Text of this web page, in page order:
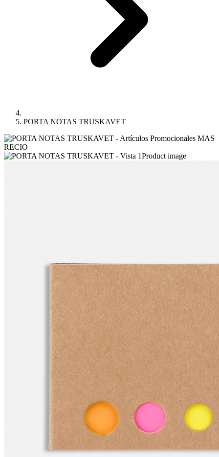
PORTA NOTAS TRUSKAVET
Product image